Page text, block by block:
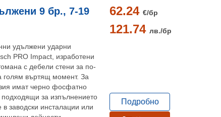
9 бр., 7-19
удължени ударни
PRO Impact, изработени
с дебели стени за по-
голям въртящ момент. За
имат черно фосфатно
подходящи за изпълнението
в заводски инсталации или
62.24 €/бр
121.74 лв./бр
Подробно